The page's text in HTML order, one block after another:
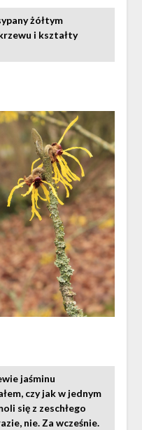
żółtym
i kształty
jaśminu
czy jak w jednym
się z zeschłego
nie. Za wcześnie.